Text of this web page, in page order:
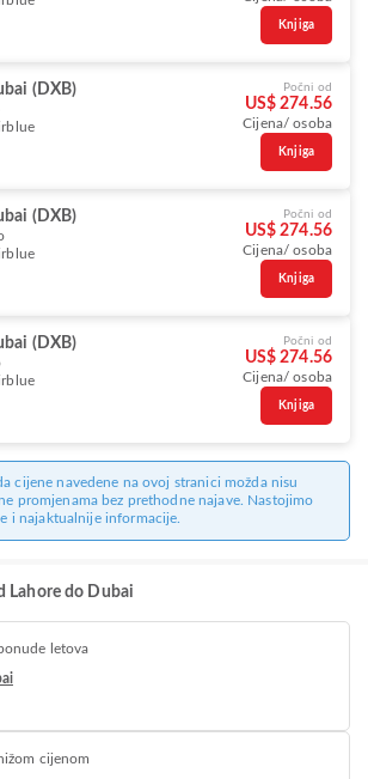
Knjiga
(DXB) Počni od
US$ 274.56
Cijena/ osoba
Knjiga
(DXB) Počni od
US$ 274.56
Cijena/ osoba
Knjiga
(DXB) Počni od
US$ 274.56
Cijena/ osoba
Knjiga
cijene navedene na ovoj stranici možda nisu
promjenama bez prethodne najave. Nastojimo
i najaktualnije informacije.
Lahore do Dubai
letova
cijenom